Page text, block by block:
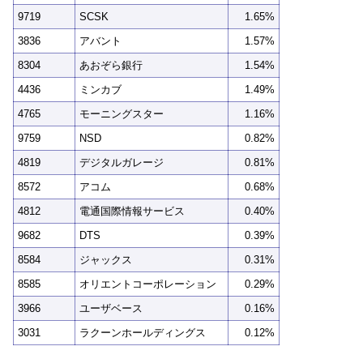
9719
SCSK
1.65%
3836
アバント
1.57%
8304
あおぞら銀行
1.54%
4436
ミンカブ
1.49%
4765
モーニングスター
1.16%
9759
NSD
0.82%
4819
デジタルガレージ
0.81%
8572
アコム
0.68%
4812
電通国際情報サービス
0.40%
9682
DTS
0.39%
8584
ジャックス
0.31%
8585
オリエントコーポレーション
0.29%
3966
ユーザベース
0.16%
3031
ラクーンホールディングス 0.12%